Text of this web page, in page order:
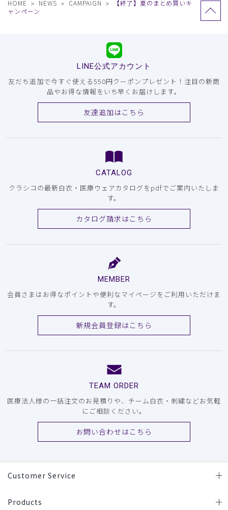
HOME NEWS CAMPAIGN
【終了】夏のまとめ買いキ
ャンペーン
LINE公式アカウント
友だち追加で今すぐ使える550円クーポンプレゼント！注目の新商
品やお得な情報をいち早くお届けします。
友達追加はこちら
CATALOG
クラシコの最新白衣・医療ウェアカタログをpdfでご案内いたしま
す。
カタログ請求はこちら
MEMBER
会員さまはお得なポイントや便利なマイページをご利用いただけま
す。
新規会員登録はこちら
TEAM ORDER
医療法人様の一括注文のお見積りや、チーム白衣・刺繍などお気軽
にご相談ください。
お問い合わせはこちら
Customer Service
Products